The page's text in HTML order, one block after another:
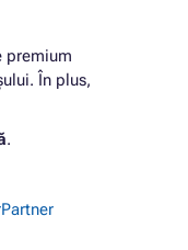
premium
În plus,
.